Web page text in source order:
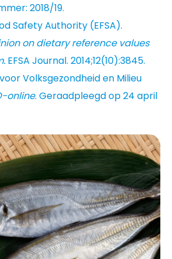
2018/19.
Safety Authority (EFSA).
on dietary reference values
EFSA Journal. 2014;12(10):3845.
Volksgezondheid en Milieu
online. Geraadpleegd op 24 april